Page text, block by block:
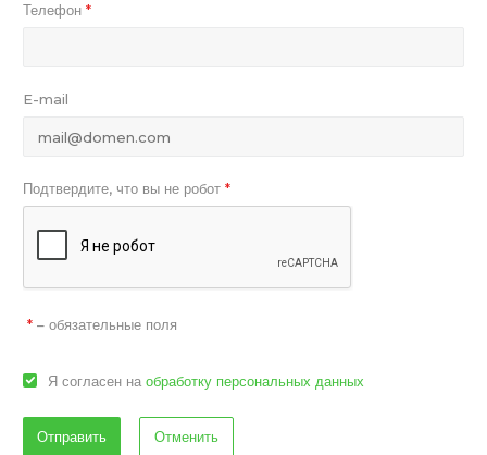
Телефон *
E-mail
Подтвердите, что вы не робот *
* – обязательные поля
Я согласен на обработку персональных данных
Отменить